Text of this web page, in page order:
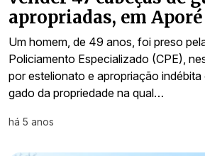
apropriadas, em Aporé
Um homem, de 49 anos, foi preso
Policiamento Especializado (CPE),
por estelionato e apropriação
gado da propriedade na qual…
há 5 anos